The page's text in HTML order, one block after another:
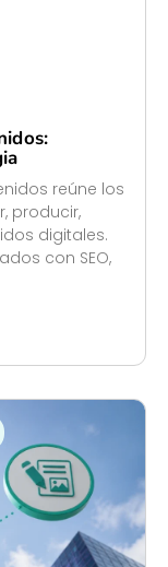
reúne los
producir,
digitales.
con SEO,